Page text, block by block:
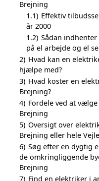
Brejning
1.1) Effektiv
år 2000
1.2) Sådan
på el arbejde og el
2) Hvad kan en
hjælpe med?
3) Hvad koster en
Brejning?
4) Fordele ved at
Brejning
5) Oversigt over
Brejning eller hele
6) Søg efter en dygtig
de omkringliggende
Brejning
7) Find en elektriker i